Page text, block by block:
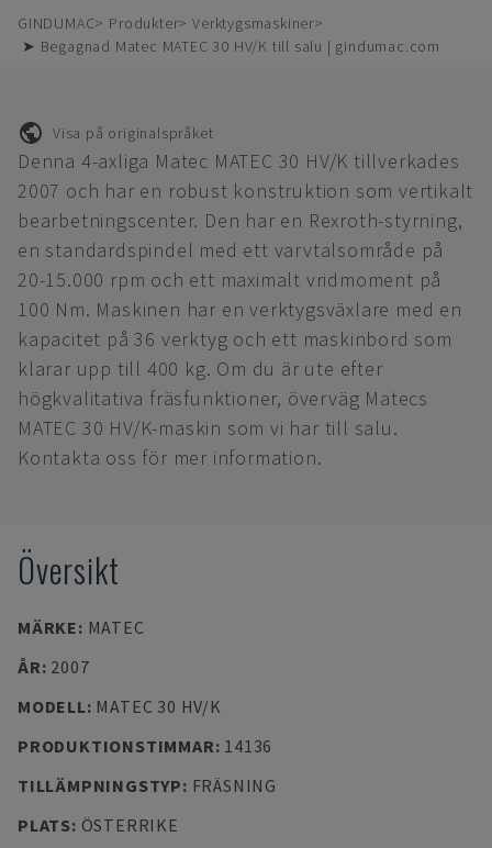
GINDUMAC Produkter
Verktygsmaskiner
➤ Begagnad Matec MATEC 30 HV/K till salu | gindumac.com
Visa på originalspråket
Denna 4-axliga Matec MATEC 30 HV/K tillverkades
2007 och har en robust konstruktion som vertikalt
bearbetningscenter. Den har en Rexroth-styrning,
en standardspindel med ett varvtalsområde på
20-15.000 rpm och ett maximalt vridmoment på
100 Nm. Maskinen har en verktygsväxlare med en
kapacitet på 36 verktyg och ett maskinbord som
klarar upp till 400 kg. Om du är ute efter
högkvalitativa fräsfunktioner, överväg Matecs
MATEC 30 HV/K-maskin som vi har till salu.
Kontakta oss för mer information.
Översikt
MÄRKE: MATEC
ÅR: 2007
MODELL: MATEC 30 HV/K
PRODUKTIONSTIMMAR: 14136
TILLÄMPNINGSTYP: FRÄSNING
PLATS: ÖSTERRIKE